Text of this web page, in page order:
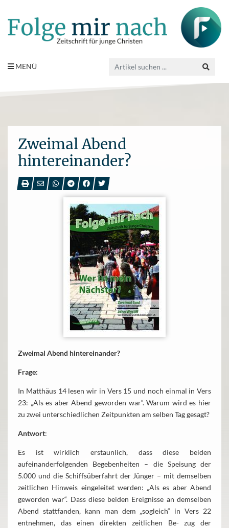
MENÜ
Zweimal Abend
hintereinander?
Zweimal Abend hintereinander?
Frage:
In Matthäus 14 lesen wir in Vers 15 und noch einmal in Vers
23: „Als es aber Abend geworden war“. Warum wird es hier
zu zwei unterschiedlichen Zeitpunkten am selben Tag gesagt?
Antwort:
Es ist wirklich erstaunlich, dass diese beiden
aufeinanderfolgenden Begebenheiten – die Speisung der
5.000 und die Schiffsüberfahrt der Jünger – mit demselben
zeitlichen Hinweis eingeleitet werden: „Als es aber Abend
geworden war“. Dass diese beiden Ereignisse an demselben
Abend stattfanden, kann man dem „sogleich“ in Vers 22
entnehmen, das einen direkten zeitlichen Be- zug der